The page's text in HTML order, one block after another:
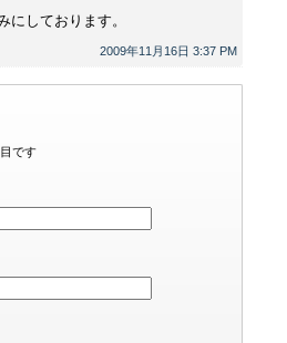
2009年11月16日 3:37 PM
しております。
です